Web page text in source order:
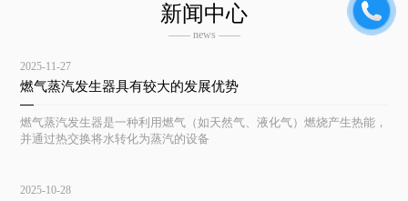
新闻中心
—— news ——
2025-11-27
燃气蒸汽发生器具有较大的发展优势
燃气蒸汽发生器是一种利用燃气（如天然气、液化气）燃烧产生热能，
并通过热交换将水转化为蒸汽的设备
2025-10-28